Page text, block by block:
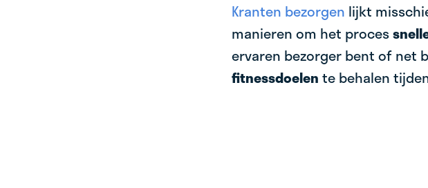
Kranten bezorgen lijkt
manieren om het proces
ervaren bezorger bent of net
fitnessdoelen te behalen